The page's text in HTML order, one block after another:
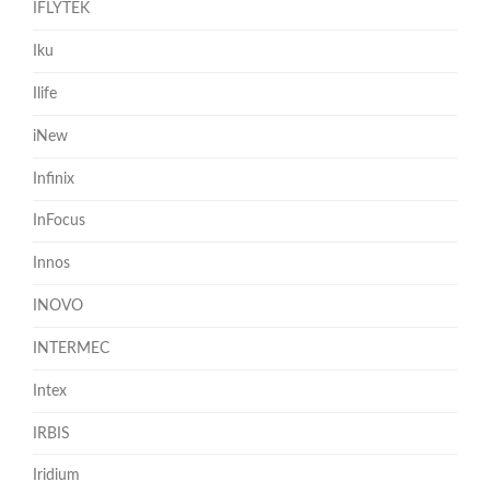
IFLYTEK
Iku
Ilife
iNew
Infinix
InFocus
Innos
INOVO
INTERMEC
Intex
IRBIS
Iridium